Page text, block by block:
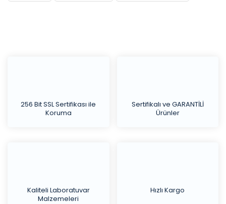
256 Bit SSL Sertifikası ile
Koruma
Sertifikalı ve GARANTİLİ
Ürünler
Kaliteli Laboratuvar
Malzemeleri
Hızlı Kargo